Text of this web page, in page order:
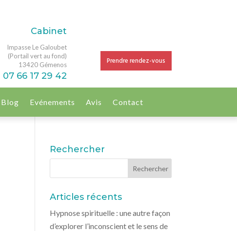
Cabinet
Impasse Le Galoubet
(Portail vert au fond)
13420 Gémenos
07 66 17 29 42
Prendre rendez-vous
Blog Evénements Avis Contact
Rechercher
Articles récents
Hypnose spirituelle : une autre façon
d’explorer l’inconscient et le sens de